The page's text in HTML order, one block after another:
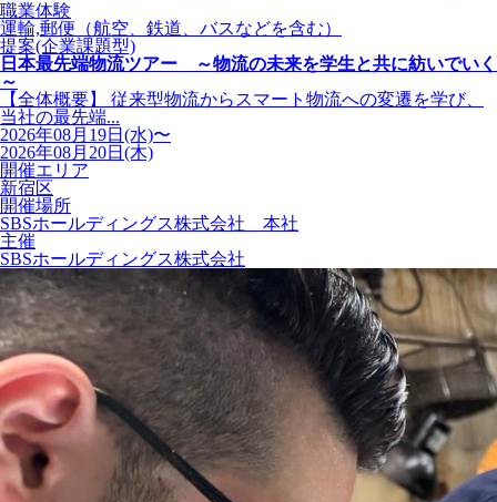
職業体験
運輸,郵便（航空、鉄道、バスなどを含む）
提案(企業課題型)
日本最先端物流ツアー ～物流の未来を学生と共に紡いでいく
～
【全体概要】 従来型物流からスマート物流への変遷を学び、
当社の最先端...
2026年08月19日(水)〜
2026年08月20日(木)
開催エリア
新宿区
開催場所
SBSホールディングス株式会社 本社
主催
SBSホールディングス株式会社